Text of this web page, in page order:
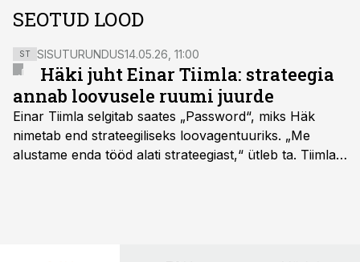
SEOTUD LOOD
ST SISUTURUNDUS14.05.26, 11:00
Häki juht Einar Tiimla: strateegia
annab loovusele ruumi juurde
Einar Tiimla selgitab saates „Password“, miks Häk
nimetab end strateegiliseks loovagentuuriks. „Me
alustame enda tööd alati strateegiast,“ ütleb ta. Tiimla